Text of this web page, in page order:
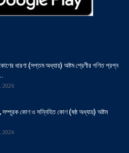
ধারণা (সপ্তম অধ্যায়) অষ্টম শ্রেণীর গণিত প্রশ্ন
2026
কোণ ও সন্নিহিত কোণ (ষষ্ঠ অধ্যায়) অষ্টম
2026